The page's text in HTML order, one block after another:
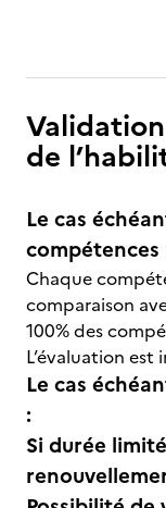
de
Le cas
compétences
Chaque
comparaison
100% des
L’évaluation
Le cas
:
Si durée